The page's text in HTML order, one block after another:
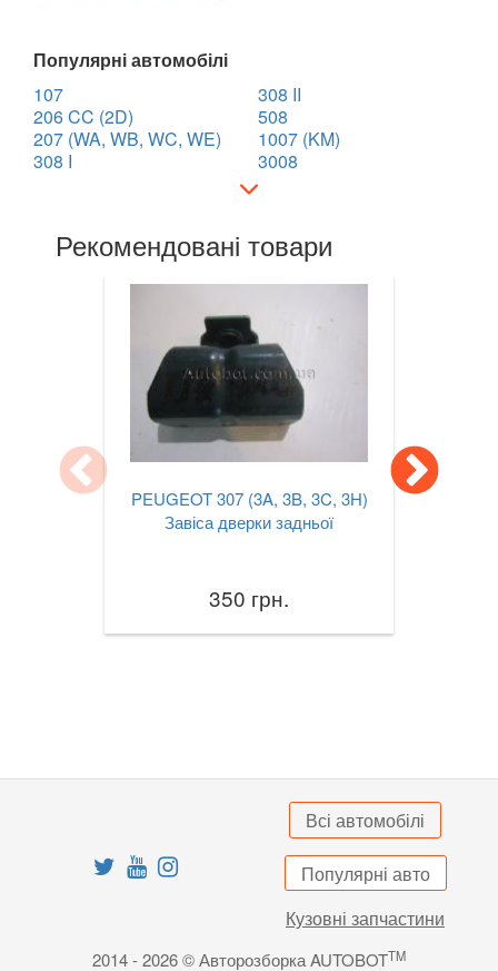
SAAB
SEAT
SKODA
VOLKSWAGEN keyboard_arrow_down
VOLVO
Популярні автомобілі
107
206 CC (2D)
207 (WA, WB, WC, WE)
308 I
308 II
508
1007 (KM)
3008
Рекомендовані товари
PEUGEOT 307 (3A, 3B, 3C, 3H)
Завіса дверки задньої
350 грн.
Всі автомобілі
Популярні авто
Кузовні запчастини
2014 - 2026 © Авторозборка AUTOBOTTM